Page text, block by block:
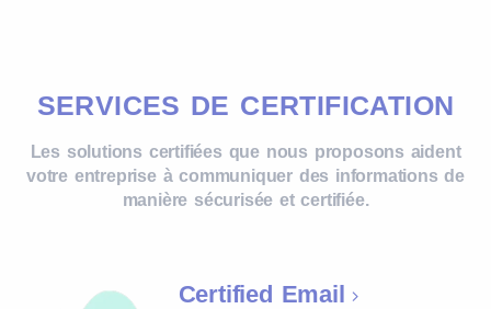
SERVICES DE CERTIFICATION
Les solutions certifiées que nous proposons aident
votre entreprise à communiquer des informations de
manière sécurisée et certifiée.
Certified Email